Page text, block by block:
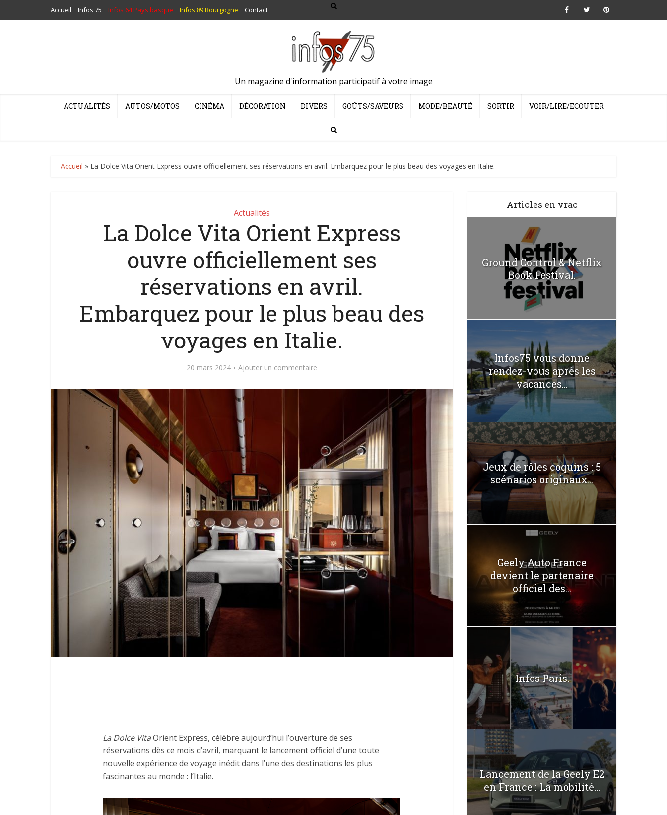
Accueil Infos 75 Infos 64 Pays basque Infos 89 Bourgogne Contact
Un magazine d'information participatif à votre image
ACTUALITÉS AUTOS/MOTOS CINÉMA DÉCORATION DIVERS GOÛTS/SAVEURS MODE/BEAUTÉ SORTIR VOIR/LIRE/ECOUTER
Accueil » La Dolce Vita Orient Express ouvre officiellement ses réservations en avril. Embarquez pour le plus beau des voyages en Italie.
Actualités
La Dolce Vita Orient Express
ouvre officiellement ses
réservations en avril.
Embarquez pour le plus beau des
voyages en Italie.
20 mars 2024 Ajouter un commentaire
La Dolce VitaOrient Express, célèbre aujourd’hui l’ouverture de ses
réservations dès ce mois d’avril, marquant le lancement officiel d’une toute
nouvelle expérience de voyage inédit dans l’une des destinations les plus
fascinantes au monde : l’Italie.
Articles en vrac
Ground Control & Netflix
Book Festival.
Infos75 vous donne
rendez-vous après les
vacances...
Jeux de rôles coquins : 5
scénarios originaux...
Geely Auto France
devient le partenaire
officiel des...
Infos Paris.
Lancement de la Geely E2
en France : La mobilité...